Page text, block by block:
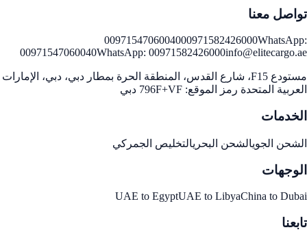
تواصل معنا
0097154706004000971582426000WhatsApp:
00971547060040WhatsApp: 00971582426000info@elitecargo.ae
مستودع F15، شارع القدس، المنطقة الحرة بمطار دبي، دبي، الإمارات
العربية المتحدة رمز الموقع: 796F+VF دبي
الخدمات
الشحن الجويالشحن البحريالتخليص الجمركي
الوجهات
UAE to EgyptUAE to LibyaChina to Dubai
تابعنا